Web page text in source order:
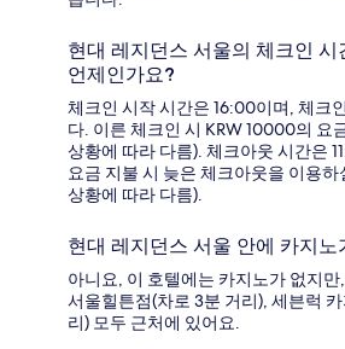
현대 레지던스 서울의 체크인
언제인가요?
체크인 시작 시간은 16:00이며, 체크
다. 이른 체크인 시 KRW 10000의 요
상황에 따라 다름). 체크아웃 시간은
요금 지불 시 늦은 체크아웃을 이용
상황에 따라 다름).
현대 레지던스 서울 안에 카지노
아니요, 이 호텔에는 카지노가 없지
서울힐튼점(차로 3분 거리), 세븐럭
리) 모두 근처에 있어요.